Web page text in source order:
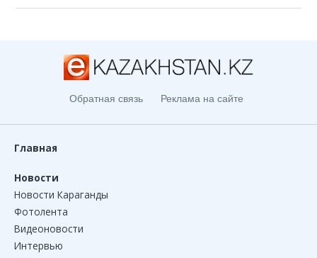
Обратная связь Реклама на сайте
Главная
Новости
Новости Караганды
Фотолента
Видеоновости
Интервью